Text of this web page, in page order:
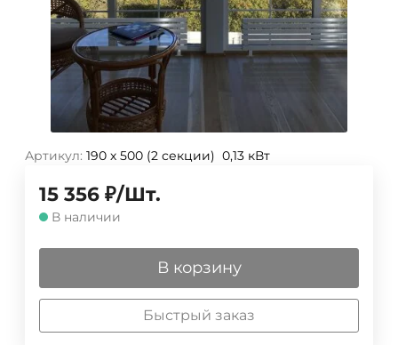
Артикул: 190 х 500 (2 секции) 0,13 кВт
15 356 ₽/Шт.
В наличии
В корзину
Быстрый заказ